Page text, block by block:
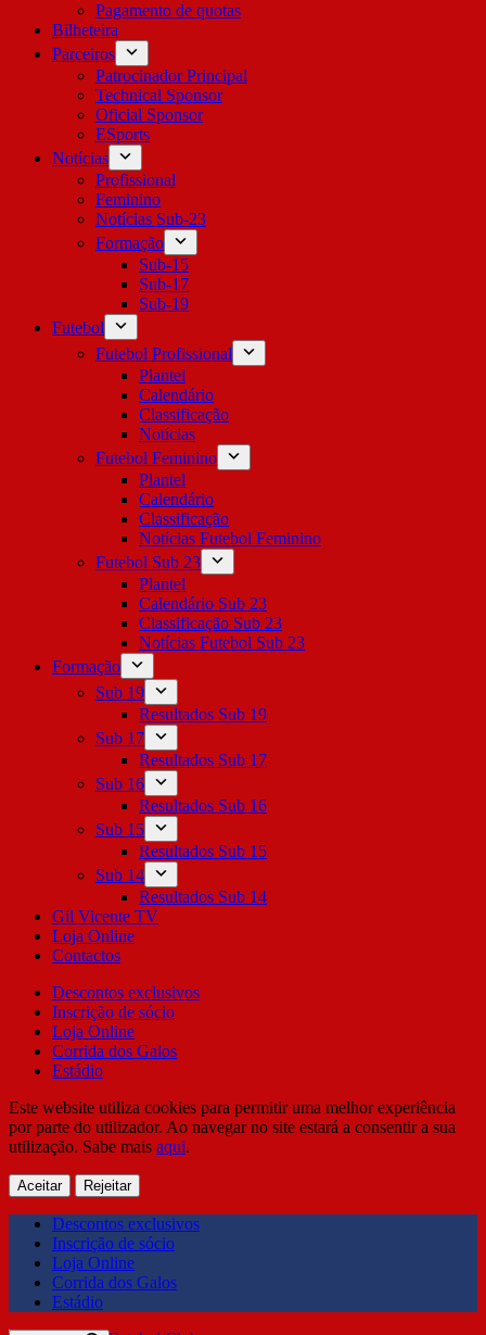
Pagamento de quotas
Bilheteira
Parceiros
Patrocinador Principal
Technical Sponsor
Oficial Sponsor
ESports
Notícias
Profissional
Feminino
Notícias Sub-23
Formação
Sub-15
Sub-17
Sub-19
Futebol
Futebol Profissional
Plantel
Calendário
Classificação
Notícias
Futebol Feminino
Plantel
Calendário
Classificação
Notícias Futebol Feminino
Futebol Sub 23
Plantel
Calendário Sub 23
Classificação Sub 23
Notícias Futebol Sub 23
Formação
Sub 19
Resultados Sub 19
Sub 17
Resultados Sub 17
Sub 16
Resultados Sub 16
Sub 15
Resultados Sub 15
Sub 14
Resultados Sub 14
Gil Vicente TV
Loja Online
Contactos
Descontos exclusivos
Inscrição de sócio
Loja Online
Corrida dos Galos
Estádio
Este website utiliza cookies para permitir uma melhor experiência
por parte do utilizador. Ao navegar no site estará a consentir a sua
utilização. Sabe mais aqui.
Aceitar Rejeitar
Descontos exclusivos
Inscrição de sócio
Loja Online
Corrida dos Galos
Estádio